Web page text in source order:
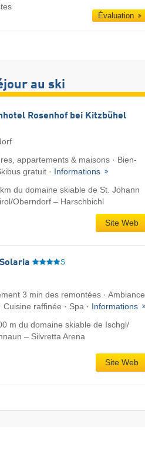
Évaluation
au ski
Rosenhof bei Kitzbühel
appartements & maisons · Bien-
gratuit · Informations
du domaine skiable de St. Johann
​Oberndorf – Harschbichl
Site Web
S
3 min des remontées · Ambiance
Cuisine raffinée · Spa · Informations
m du domaine skiable de Ischgl/​
– Silvretta Arena
Site Web